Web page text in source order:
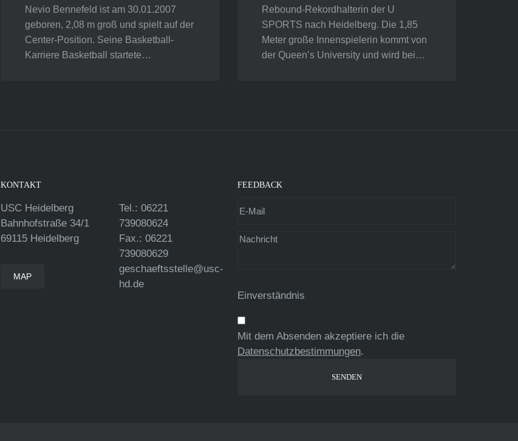
Nevio Bennefeld ist am 30.01.2007
geboren, 2,08 m groß und spielt auf der
Center-Position. Seine Basketball-
Karriere Basketball startete…
Rebound-Rekordhalterin der U
SPORTS nach Heidelberg. Die 1,85
Meter große Innenspielerin kommt von
der Queen’s University und wird bei…
KONTAKT
USC Heidelberg
Bahnhofstraße 34/1
69115 Heidelberg
MAP
Tel.: 06221
739080624
Fax.: 06221
739080629
geschaeftsstelle@usc-
hd.de
FEEDBACK
Einverständnis
Mit dem Absenden akzeptiere ich die
Datenschutzbestimmungen.